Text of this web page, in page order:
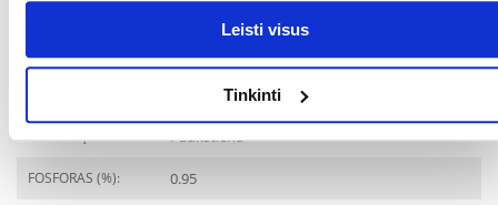
Leisti visus
Tinkinti
BALTYMŲ RŪŠIS: Paukštiena
FOSFORAS (%): 0.95